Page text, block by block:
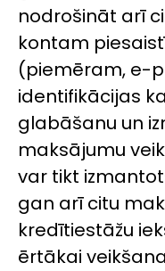
nodrošināt arī
kontam
(piemēram, e-
identifikācijas
glabāšanu un
maksājumu
var tikt
gan arī citu
kredītiestāžu
ērtākai